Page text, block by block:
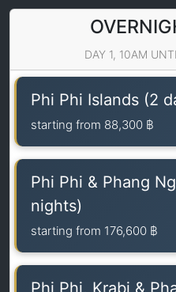
DAY 1, 10AM
Phi Phi Islands (2
starting from 88,300 ฿
Phi Phi & Phang
nights)
starting from 176,600 ฿
Phi Phi, Krabi &